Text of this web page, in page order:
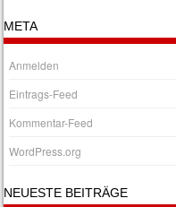
META
Anmelden
Eintrags-Feed
Kommentar-Feed
WordPress.org
NEUESTE BEITRÄGE